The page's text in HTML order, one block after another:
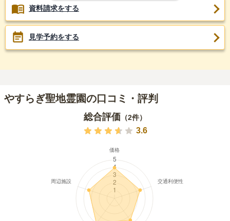
資料請求をする
見学予約をする
やすらぎ聖地霊園の口コミ・評判
総合評価 （2件）
3.6